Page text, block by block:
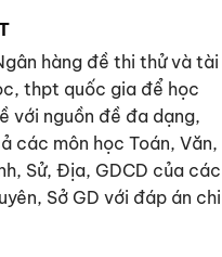
hàng đề thi thử và tài
thpt quốc gia để học
với nguồn đề đa dạng,
các môn học Toán, Văn,
Sử, Địa, GDCD của các
Sở GD với đáp án chi